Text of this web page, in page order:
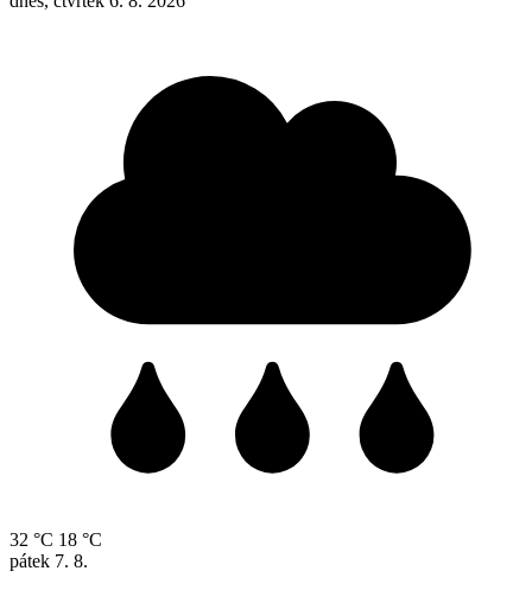
32 °C 18 °C
pátek 7. 8.